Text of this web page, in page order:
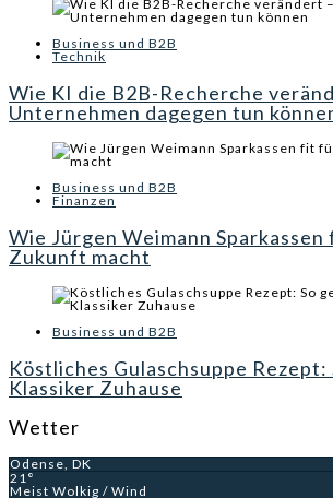
Business und B2B
Technik
Wie KI die B2B-Recherche
Unternehmen dagegen tun
Business und B2B
Finanzen
Wie Jürgen Weimann
Zukunft macht
Business und B2B
Köstliches Gulaschsuppe
Klassiker Zuhause
Wetter
Odense, DK
21°
Meist Wolkig / Wind